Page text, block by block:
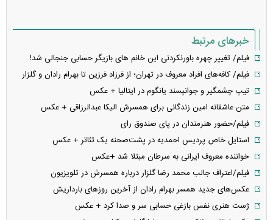
خبرهای مرتبط
فیلم/ تغییر چهره باورنکردنی این خانم های بازیگر حسابی جنجالی شد!
فیلم/ کافه‌های افراد معروف در تهران؛ از فرزاد فرزین تا بهرام رادان و گلزار
تیپ چشمگیر و جوانپسند یانگوم در ایتالیا + عکس
متن عاشقانه امین زندگانی برای همسرش الیکا عبدالرزاقی + عکس
فیلم/حضور هنرمندان در پای صندوق رای
استایل خاص پردیس احمدیه در پشت‌صحنه یک تئاتر + عکس
خواننده معروف ایرانی به سرطان مبتلا شد +عکس
فیلم/اعتراف جالب محمد رضا گلزار درباره همسرش در تلویزیون
عکس‌های جدید همسر بهرام رادان از آخرین روزهای بارداریش
ژست هنری نفس بازغی حسابی سر و صدا کرد + عکس